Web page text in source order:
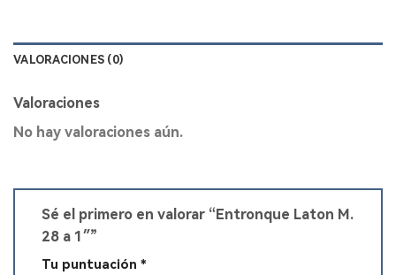
VALORACIONES (0)
Valoraciones
No hay valoraciones aún.
Sé el primero en valorar “Entronque Laton M.
28 a 1″”
Tu puntuación *